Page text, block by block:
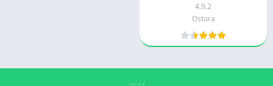
4.9.2
Ostora